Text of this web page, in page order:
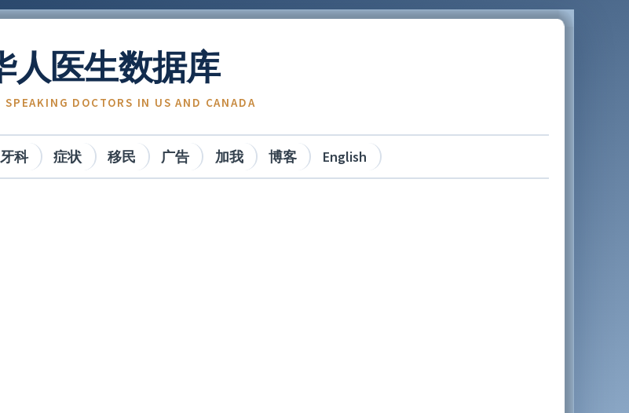
人医生数据库
SPEAKING DOCTORS IN US AND CANADA
牙科 症状 移民 广告 加我 博客 English